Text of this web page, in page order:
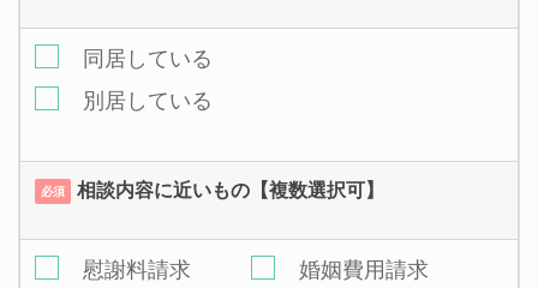
同居している
別居している
必須 相談内容に近いもの【複数選択可】
慰謝料請求
婚姻費用請求